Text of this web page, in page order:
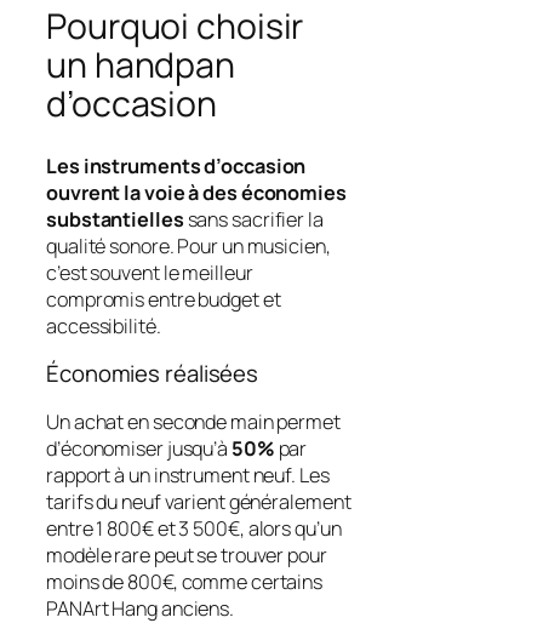
Pourquoi choisir
un handpan
d’occasion
Les instruments d’occasion
ouvrent la voie à des économies
substantielles sans sacrifier la
qualité sonore. Pour un musicien,
c’est souvent le meilleur
compromis entre budget et
accessibilité.
Économies réalisées
Un achat en seconde main permet
d’économiser jusqu’à 50% par
rapport à un instrument neuf. Les
tarifs du neuf varient généralement
entre1 800€ et 3 500€, alors qu’un
modèle rare peut se trouver pour
moins de 800€, comme certains
PANArt Hang anciens.